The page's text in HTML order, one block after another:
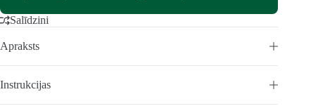
Salīdzini
Apraksts
Instrukcijas